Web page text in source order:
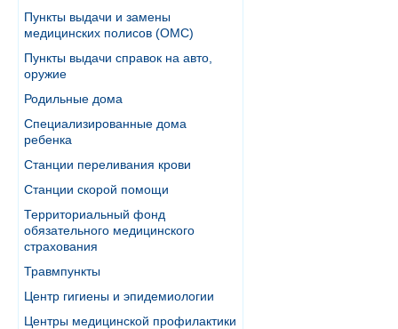
Пункты выдачи и замены
медицинских полисов (ОМС)
Пункты выдачи справок на авто,
оружие
Родильные дома
Специализированные дома
ребенка
Станции переливания крови
Станции скорой помощи
Территориальный фонд
обязательного медицинского
страхования
Травмпункты
Центр гигиены и эпидемиологии
Центры медицинской профилактики